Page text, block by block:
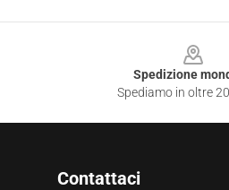
Spedizione
Spediamo in oltre
Contattaci